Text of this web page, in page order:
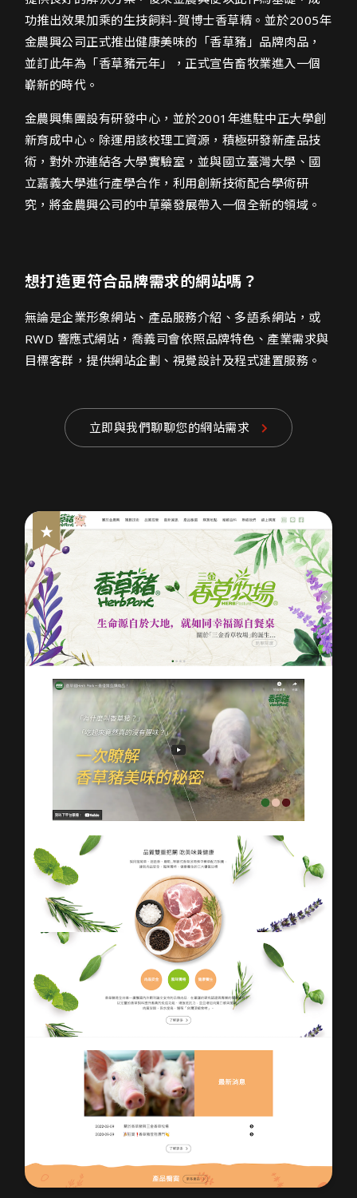
功推出效果加乘的生技飼料-賀博士香草精。並於2005年
金農興公司正式推出健康美味的「香草豬」品牌肉品，
並訂此年為「香草豬元年」，正式宣告畜牧業進入一個
嶄新的時代。
金農興集團設有研發中心，並於2001年進駐中正大學創
新育成中心。除運用該校理工資源，積極研發新產品技
術，對外亦連結各大學實驗室，並與國立臺灣大學、國
立嘉義大學進行產學合作，利用創新技術配合學術研
究，將金農興公司的中草藥發展帶入一個全新的領域。
想打造更符合品牌需求的網站嗎？
無論是企業形象網站、產品服務介紹、多語系網站，或
RWD 響應式網站，喬義司會依照品牌特色、產業需求與
目標客群，提供網站企劃、視覺設計及程式建置服務。
立即與我們聊聊您的網站需求